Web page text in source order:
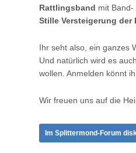
Rattlingsband mit
Stille Versteigerung der
Ihr seht also, ein ganzes
Und natürlich wird es
wollen. Anmelden könnt
Wir freuen uns auf die
Im Splittermond-Forum